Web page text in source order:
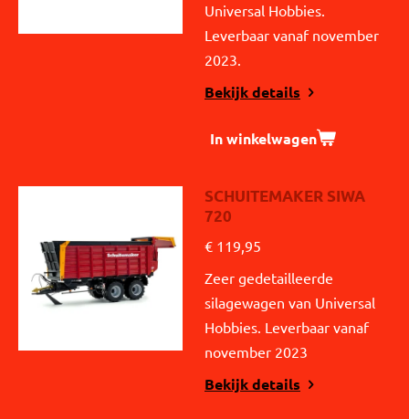
Universal Hobbies.
Leverbaar vanaf november
2023.
Bekijk details
In winkelwagen
SCHUITEMAKER SIWA
720
€ 119,95
Zeer gedetailleerde
silagewagen van Universal
Hobbies. Leverbaar vanaf
november 2023
Bekijk details